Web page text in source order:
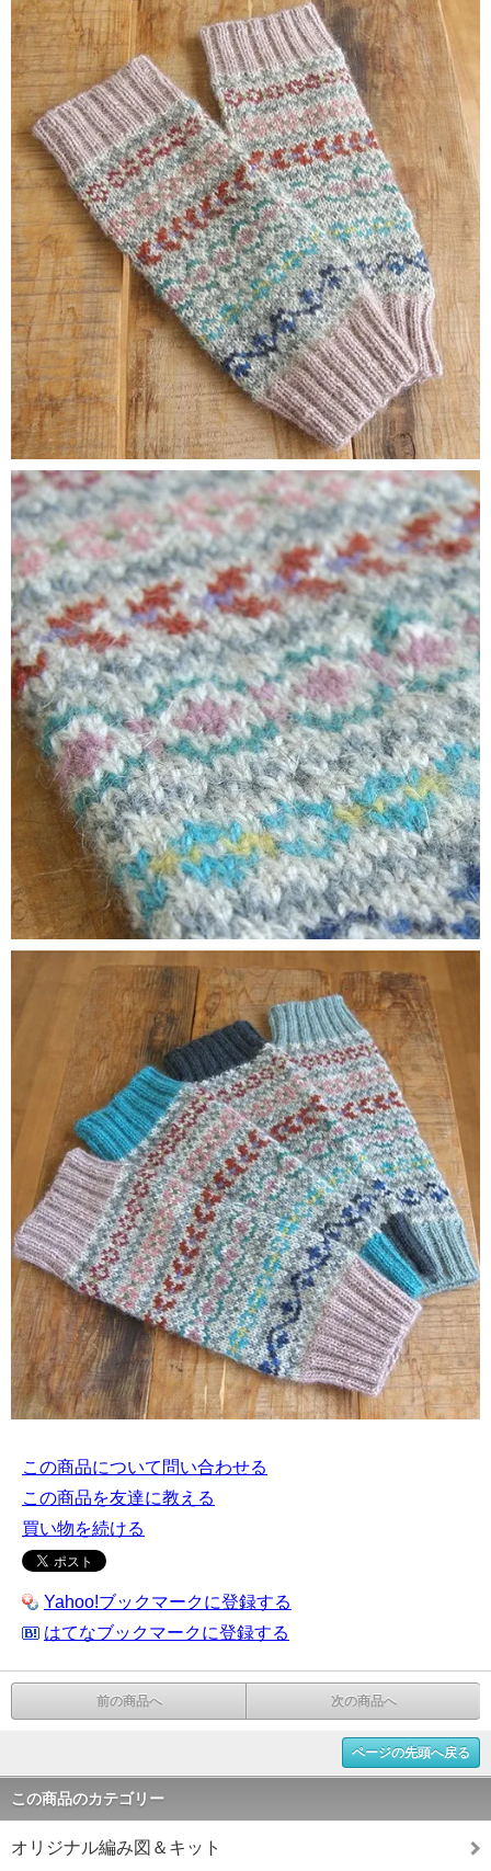
この商品について問い合わせる
この商品を友達に教える
買い物を続ける
Yahoo!ブックマークに登録する
はてなブックマークに登録する
前の商品へ 次の商品へ
ページの先頭へ戻る
この商品のカテゴリー
オリジナル編み図＆キット